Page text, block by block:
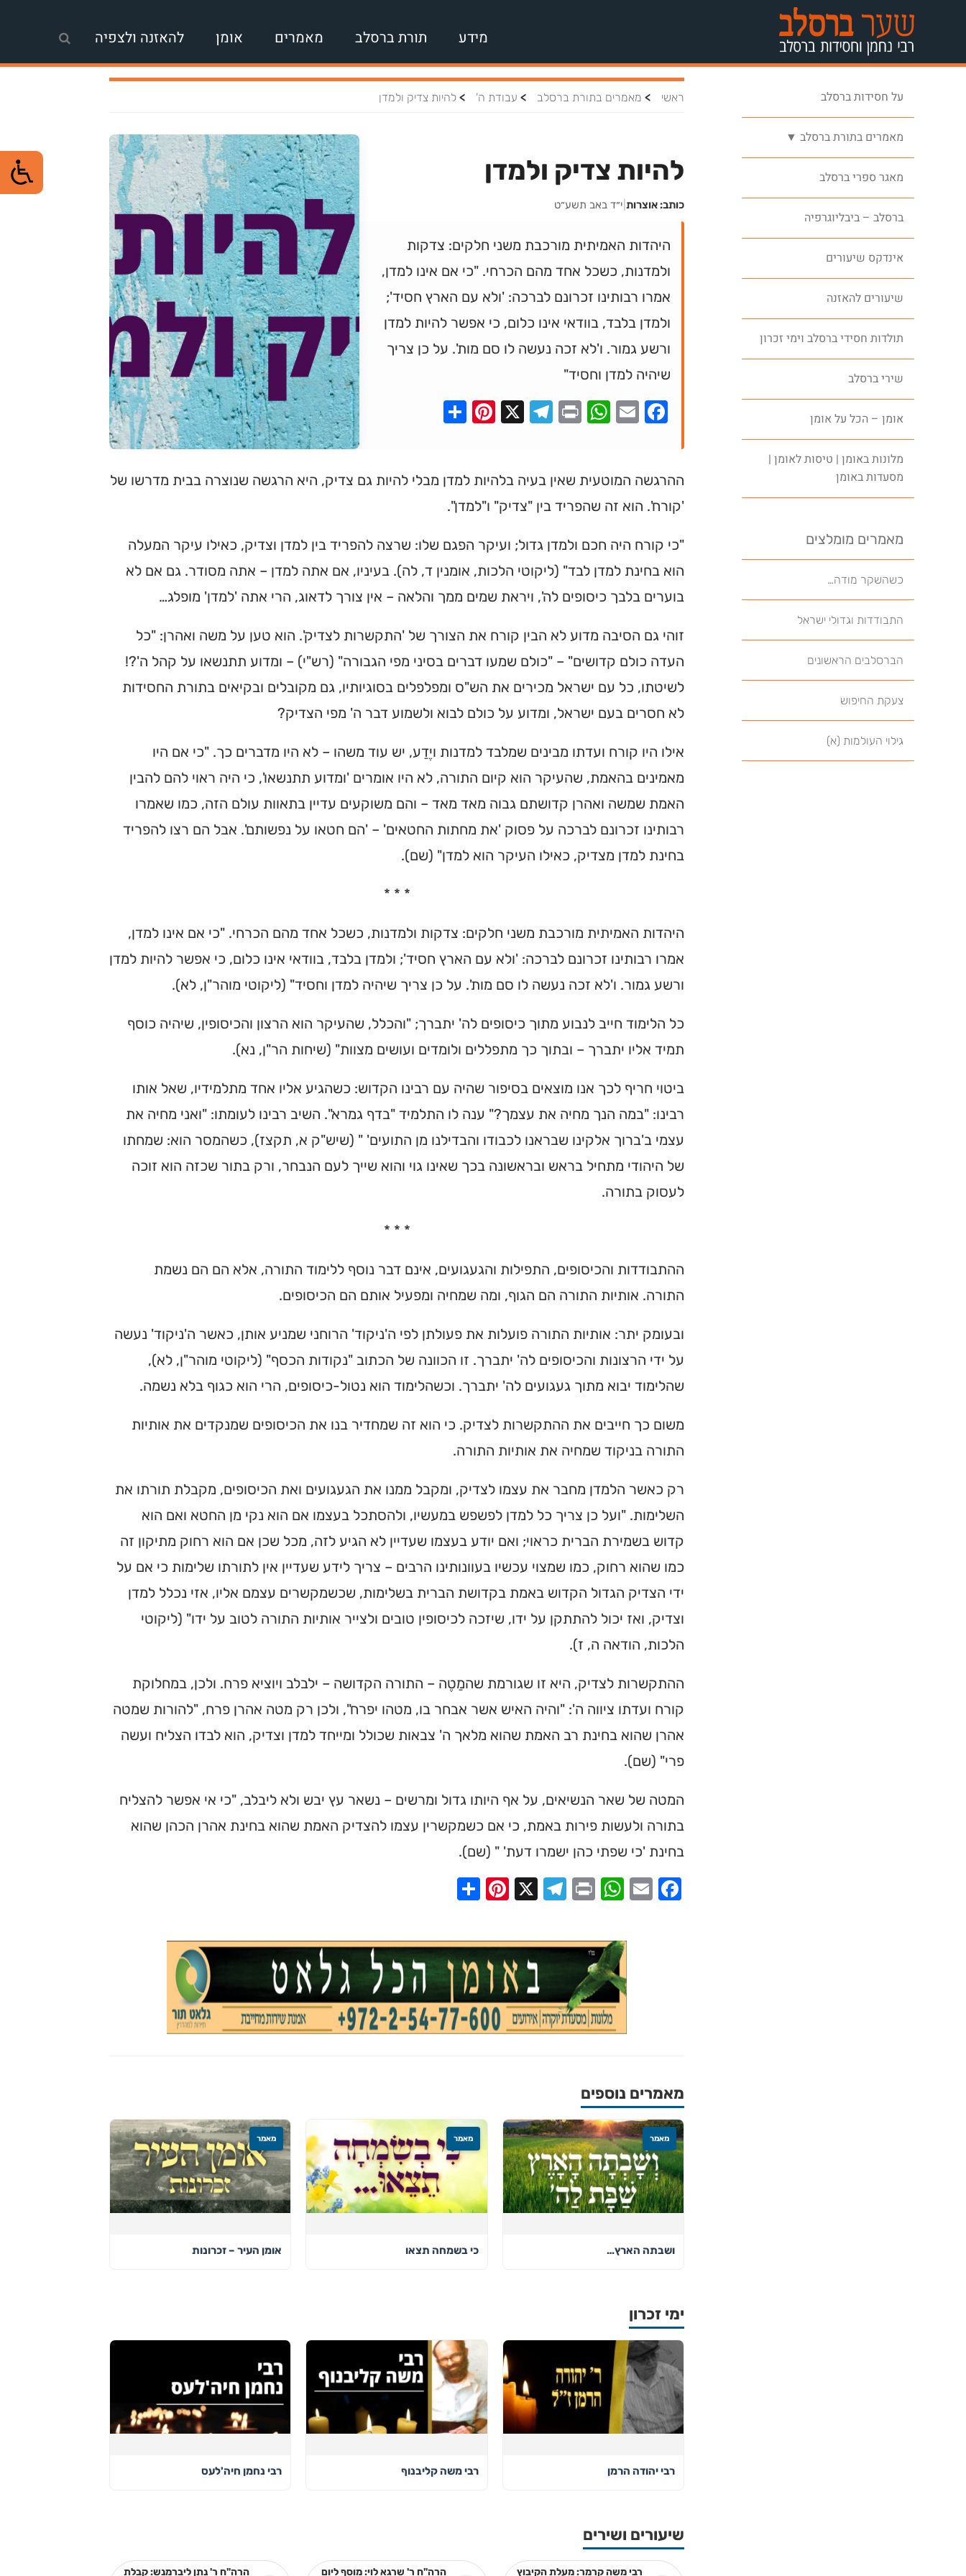
מידע תורת ברסלב מאמרים אומן להאזנה ולצפיה
על חסידות ברסלב
מאמרים בתורת ברסלב ▼
מאגר ספרי ברסלב
ברסלב – ביבליוגרפיה
אינדקס שיעורים
שיעורים להאזנה
תולדות חסידי ברסלב וימי זכרון
שירי ברסלב
אומן – הכל על אומן
מלונות באומן | טיסות לאומן |
מסעדות באומן
מאמרים מומלצים
כשהשקר מודה…
התבודדות וגדולי ישראל
הברסלבים הראשונים
צעקת החיפוש
גילוי העולמות (א)
ראשי > מאמרים בתורת ברסלב > עבודת ה' > להיות צדיק ולמדן
להיות צדיק ולמדן
כותב: אוצרות י״ד באב תשע״ט
היהדות האמיתית מורכבת משני חלקים: צדקות
ולמדנות, כשכל אחד מהם הכרחי. "כי אם אינו למדן,
אמרו רבותינו זכרונם לברכה: 'ולא עם הארץ חסיד';
ולמדן בלבד, בוודאי אינו כלום, כי אפשר להיות למדן
ורשע גמור. ו'לא זכה נעשה לו סם מות'. על כן צריך
שיהיה למדן וחסיד"
Facebook
Email
WhatsApp
Print
Telegram
X
Pinterest
ההרגשה המוטעית שאין בעיה בלהיות למדן מבלי להיות גם צדיק, היא הרגשה שנוצרה בבית מדרשו של
'קורח'. הוא זה שהפריד בין "צדיק" ו"למדן".
"כי קורח היה חכם ולמדן גדול; ועיקר הפגם שלו: שרצה להפריד בין למדן וצדיק, כאילו עיקר המעלה
הוא בחינת למדן לבד" (ליקוטי הלכות, אומנין ד, לה). בעיניו, אם אתה למדן – אתה מסודר. גם אם לא
בוערים בלבך כיסופים לה', ויראת שמים ממך והלאה – אין צורך לדאוג, הרי אתה 'למדן' מופלג…
זוהי גם הסיבה מדוע לא הבין קורח את הצורך של 'התקשרות לצדיק'. הוא טען על משה ואהרן: "כל
העדה כולם קדושים" – "כולם שמעו דברים בסיני מפי הגבורה" (רש"י) – ומדוע תתנשאו על קהל ה'?!
לשיטתו, כל עם ישראל מכירים את הש"ס ומפלפלים בסוגיותיו, גם מקובלים ובקיאים בתורת החסידות
לא חסרים בעם ישראל, ומדוע על כולם לבוא ולשמוע דבר ה' מפי הצדיק?
אילו היו קורח ועדתו מבינים שמלבד למדנות ויֶדַע, יש עוד משהו – לא היו מדברים כך. "כי אם היו
מאמינים בהאמת, שהעיקר הוא קיום התורה, לא היו אומרים 'ומדוע תתנשאו', כי היה ראוי להם להבין
האמת שמשה ואהרן קדושתם גבוה מאד מאד – והם משוקעים עדיין בתאוות עולם הזה, כמו שאמרו
רבותינו זכרונם לברכה על פסוק 'את מחתות החטאים' – 'הם חטאו על נפשותם'. אבל הם רצו להפריד
בחינת למדן מצדיק, כאילו העיקר הוא למדן" (שם).
* * *
היהדות האמיתית מורכבת משני חלקים: צדקות ולמדנות, כשכל אחד מהם הכרחי. "כי אם אינו למדן,
אמרו רבותינו זכרונם לברכה: 'ולא עם הארץ חסיד'; ולמדן בלבד, בוודאי אינו כלום, כי אפשר להיות למדן
ורשע גמור. ו'לא זכה נעשה לו סם מות'. על כן צריך שיהיה למדן וחסיד" (ליקוטי מוהר"ן, לא).
כל הלימוד חייב לנבוע מתוך כיסופים לה' יתברך; "והכלל, שהעיקר הוא הרצון והכיסופין, שיהיה כוסף
תמיד אליו יתברך – ובתוך כך מתפללים ולומדים ועושים מצוות" (שיחות הר"ן, נא).
ביטוי חריף לכך אנו מוצאים בסיפור שהיה עם רבינו הקדוש: כשהגיע אליו אחד מתלמידיו, שאל אותו
רבינו: "במה הנך מחיה את עצמך?" ענה לו התלמיד "בדף גמרא". השיב רבינו לעומתו: "ואני מחיה את
עצמי ב'ברוך אלקינו שבראנו לכבודו והבדילנו מן התועים' " (שיש"ק א, תקצז), כשהמסר הוא: שמחתו
של היהודי מתחיל בראש ובראשונה בכך שאינו גוי והוא שייך לעם הנבחר, ורק בתור שכזה הוא זוכה
לעסוק בתורה.
* * *
ההתבודדות והכיסופים, התפילות והגעגועים, אינם דבר נוסף ללימוד התורה, אלא הם הם נשמת
התורה. אותיות התורה הם הגוף, ומה שמחיה ומפעיל אותם הם הכיסופים.
ובעומק יתר: אותיות התורה פועלות את פעולתן לפי ה'ניקוד' הרוחני שמניע אותן, כאשר ה'ניקוד' נעשה
על ידי הרצונות והכיסופים לה' יתברך. זו הכוונה של הכתוב "נקודות הכסף" (ליקוטי מוהר"ן, לא),
שהלימוד יבוא מתוך געגועים לה' יתברך. וכשהלימוד הוא נטול-כיסופים, הרי הוא כגוף בלא נשמה.
משום כך חייבים את ההתקשרות לצדיק. כי הוא זה שמחדיר בנו את הכיסופים שמנקדים את אותיות
התורה בניקוד שמחיה את אותיות התורה.
רק כאשר הלמדן מחבר את עצמו לצדיק, ומקבל ממנו את הגעגועים ואת הכיסופים, מקבלת תורתו את
השלימות. "ועל כן צריך כל למדן לפשפש במעשיו, ולהסתכל בעצמו אם הוא נקי מן החטא ואם הוא
קדוש בשמירת הברית כראוי; ואם יודע בעצמו שעדיין לא הגיע לזה, מכל שכן אם הוא רחוק מתיקון זה
כמו שהוא רחוק, כמו שמצוי עכשיו בעוונותינו הרבים – צריך לידע שעדיין אין לתורתו שלימות כי אם על
ידי הצדיק הגדול הקדוש באמת בקדושת הברית בשלימות, שכשמקשרים עצמם אליו, אזי נכלל למדן
וצדיק, ואז יכול להתתקן על ידו, שיזכה לכיסופין טובים ולצייר אותיות התורה לטוב על ידו" (ליקוטי
הלכות, הודאה ה, ז).
ההתקשרות לצדיק, היא זו שגורמת שהמַטֶה – התורה הקדושה – ילבלב ויוציא פרח. ולכן, במחלוקת
קורח ועדתו ציווה ה': "והיה האיש אשר אבחר בו, מטהו יפרח", ולכן רק מטה אהרן פרח, "להורות שמטה
אהרן שהוא בחינת רב האמת שהוא מלאך ה' צבאות שכולל ומייחד למדן וצדיק, הוא לבדו הצליח ועשה
פרי" (שם).
המטה של שאר הנשיאים, על אף היותו גדול ומרשים – נשאר עץ יבש ולא ליבלב, "כי אי אפשר להצליח
בתורה ולעשות פירות באמת, כי אם כשמקשרין עצמו להצדיק האמת שהוא בחינת אהרן הכהן שהוא
בחינת 'כי שפתי כהן ישמרו דעת' " (שם).
Facebook
Email
WhatsApp
Print
Telegram
Pinterest
מאמרים נוספים
מאמר
ושבתה הארץ…
מאמר
כי בשמחה תצאו
מאמר
אומן העיר – זכרונות
ימי זכרון
רבי יהודה הרמן רבי משה קליבנוף רבי נחמן חיה'לעס
שיעורים ושירים
רבי משה קרמר: מעלת הקיבוץ הרה"ח ר' שרגא לוי: מוסף ליום הרה"ח ר' נתן ליברמנש: קבלת
מחפשים בית כנסת או
מוסד ברסלב?
ברסלב בארץ ובעולם! מצאו זמני תפילות, שיעורי
תורה, כתובות ודרכי הגעה בלחיצת כפתור.
לכניסה לאינדקס ➔